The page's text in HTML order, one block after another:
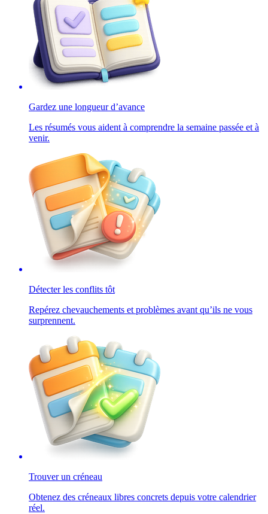
Gardez une longueur d’avance
Les résumés vous aident à comprendre la semaine passée et à
venir.
Détecter les conflits tôt
Repérez chevauchements et problèmes avant qu’ils ne vous
surprennent.
Trouver un créneau
Obtenez des créneaux libres concrets depuis votre calendrier
réel.